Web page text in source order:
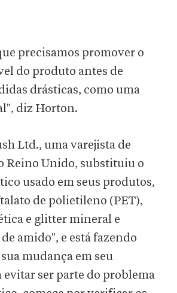
precisamos promover o
do produto antes de
drásticas, como uma
diz Horton.
Ltd., uma varejista de
Reino Unido, substituiu o
usado em seus produtos,
de polietileno (PET),
e glitter mineral e
amido", e está fazendo
mudança em seu
evitar ser parte do problema